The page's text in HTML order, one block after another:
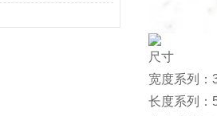
尺寸
宽度系列：
长度系列：